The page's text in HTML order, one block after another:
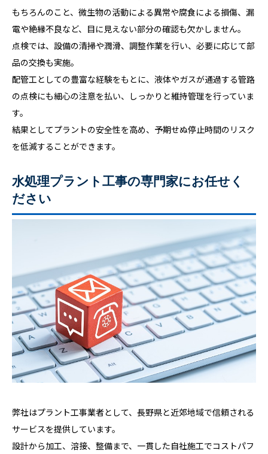
もちろんのこと、微生物の活動による異常や腐食による損傷、漏
電や絶縁不良など、目に見えない部分の確認も欠かしません。
点検では、設備の清掃や潤滑、調整作業を行い、必要に応じて部
品の交換も実施。
配管工としての豊富な経験をもとに、液体やガスが通過する管路
の点検にも細心の注意を払い、しっかりと維持管理を行っていま
す。
結果としてプラントの安全性を高め、予期せぬ停止時間のリスク
を低減することができます。
水処理プラント工事の専門家にお任せく
ださい
弊社はプラント工事業者として、長野県と近郊地域で信頼される
サービスを提供しています。
設計から加工、溶接、整備まで、一貫した自社施工でコストパフ